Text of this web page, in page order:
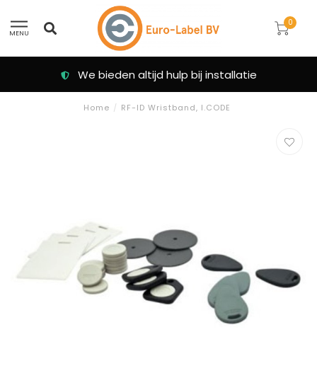
MENU
0
We bieden altijd hulp bij installatie
Home / RF-ID Wristband, I.CODE